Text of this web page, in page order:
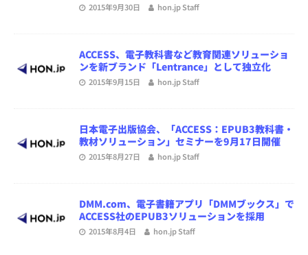
2015年9月30日 hon.jp Staff
ACCESS、電子教科書など教育関連ソリューショ
ンを新ブランド「Lentrance」として独立化
2015年9月15日 hon.jp Staff
日本電子出版協会、「ACCESS：EPUB3教科書・
教材ソリューション」セミナーを9月17日開催
2015年8月27日 hon.jp Staff
DMM.com、電子書籍アプリ「DMMブックス」で
ACCESS社のEPUB3ソリューションを採用
2015年8月4日 hon.jp Staff